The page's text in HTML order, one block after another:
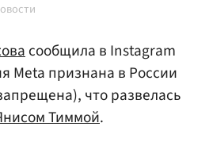
сообщила в Instagram
Meta признана в России
что развелась
Тиммой.